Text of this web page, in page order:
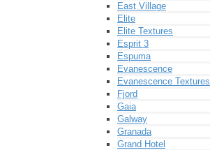
East Village
Elite
Elite Textures
Esprit 3
Espuma
Evanescence
Evanescence Textures
Fjord
Gaia
Galway
Granada
Grand Hotel